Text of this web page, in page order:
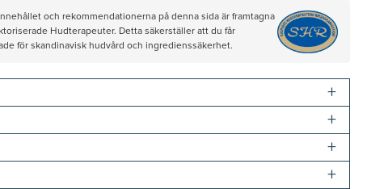
och rekommendationerna på denna sida är framtagna
Hudterapeuter. Detta säkerställer att du får
för skandinavisk hudvård och ingredienssäkerhet.
+
+
+
+